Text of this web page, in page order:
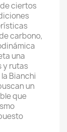
ciertos
carbono,
una
y rutas
Bianchi
un
que